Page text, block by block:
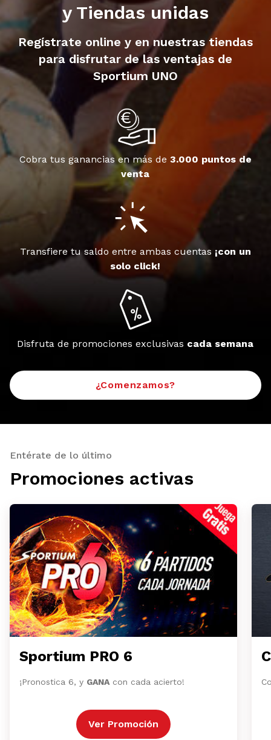
y Tiendas unidas
Regístrate online y en nuestras tiendas
para disfrutar de las ventajas de
Sportium UNO
Cobra tus ganancias en más de 3.000 puntos de
venta
Transfiere tu saldo entre ambas cuentas ¡con un
solo click!
Disfruta de promociones exclusivas cada semana
¿Comenzamos?
Entérate de lo último
Promociones activas
Sportium PRO 6
¡Pronostica 6, y GANA con cada acierto!
Ver Promoción